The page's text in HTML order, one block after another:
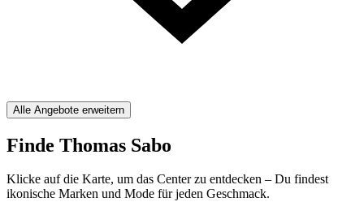
Alle Angebote erweitern
Finde Thomas Sabo
Klicke auf die Karte, um das Center zu entdecken – Du findest
ikonische Marken und Mode für jeden Geschmack.